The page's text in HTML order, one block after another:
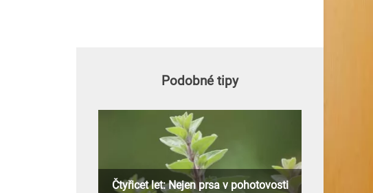
Podobné tipy
Čtyřicet let: Nejen prsa v pohotovosti